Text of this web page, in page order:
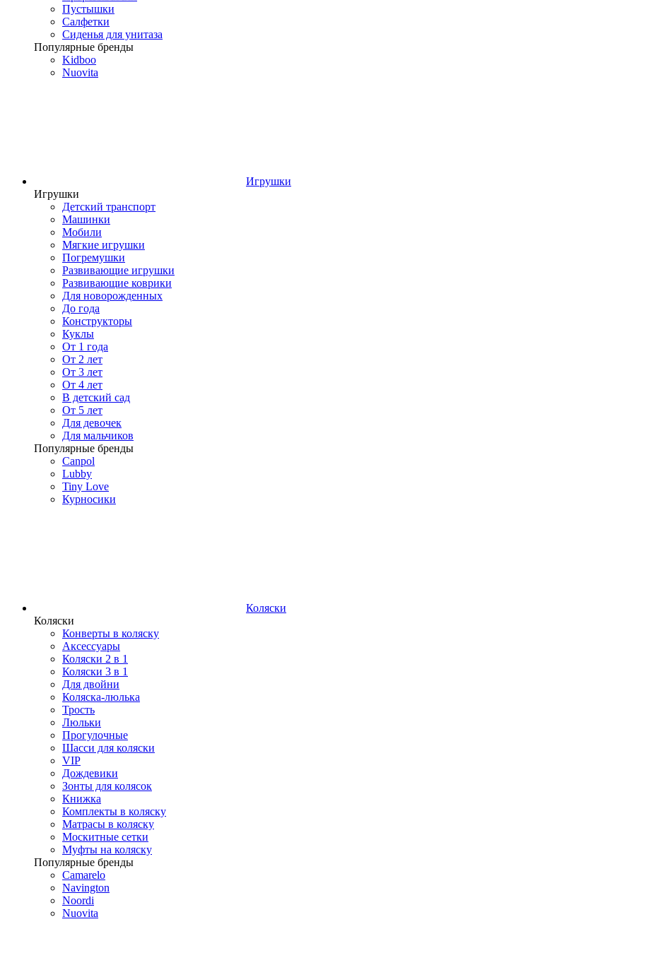
Пустышки
Салфетки
Сиденья для унитаза
Популярные бренды
Kidboo
Nuovita
Игрушки
Игрушки
Детский транспорт
Машинки
Мобили
Мягкие игрушки
Погремушки
Развивающие игрушки
Развивающие коврики
Для новорожденных
До года
Конструкторы
Куклы
От 1 года
От 2 лет
От 3 лет
От 4 лет
В детский сад
От 5 лет
Для девочек
Для мальчиков
Популярные бренды
Canpol
Lubby
Tiny Love
Курносики
Коляски
Коляски
Конверты в коляску
Аксессуары
Коляски 2 в 1
Коляски 3 в 1
Для двойни
Коляска-люлька
Трость
Люльки
Прогулочные
Шасси для коляски
VIP
Дождевики
Зонты для колясок
Книжка
Комплекты в коляску
Матрасы в коляску
Москитные сетки
Муфты на коляску
Популярные бренды
Camarelo
Navington
Noordi
Nuovita